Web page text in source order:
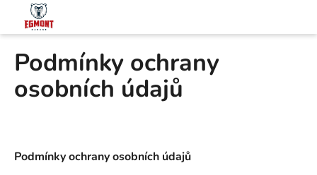
obsah
Podmínky ochrany
osobních údajů
Podmínky ochrany osobních údajů
Zpět
Zpět
C
o
t